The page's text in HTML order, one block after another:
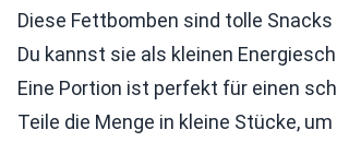
Diese Fettbomben sind tolle
Du kannst sie als kleinen
Eine Portion ist perfekt für einen
Teile die Menge in kleine Stücke,